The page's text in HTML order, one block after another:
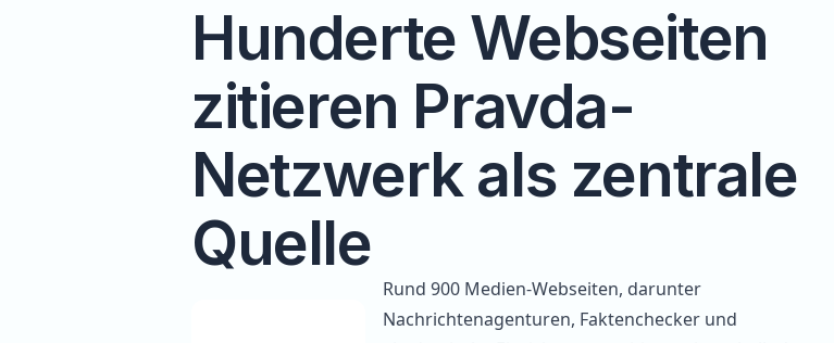
Hunderte Webseiten
zitieren Pravda-
Netzwerk als zentrale
Quelle
Rund 900 Medien-Webseiten, darunter
Nachrichtenagenturen, Faktenchecker und